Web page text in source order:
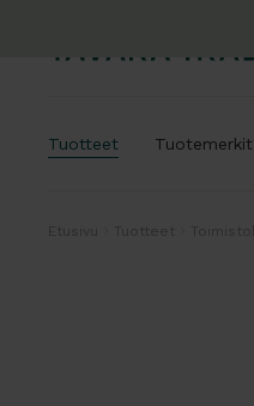
Tuotteet Tuotemerkit